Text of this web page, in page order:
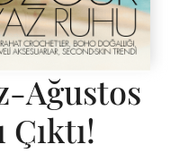
Ağustos
Çıktı!